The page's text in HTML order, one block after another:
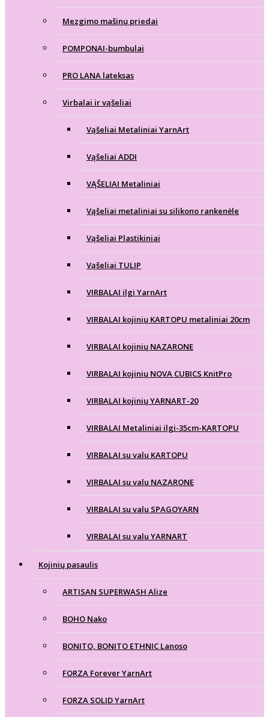
Mezgimo mašinų priedai
POMPONAI-bumbulai
PRO LANA lateksas
Virbalai ir vąšeliai
Vąšeliai Metaliniai YarnArt
Vąšeliai ADDI
VĄŠELIAI Metaliniai
Vąšeliai metaliniai su silikono rankenėle
Vąšeliai Plastikiniai
Vąšeliai TULIP
VIRBALAI ilgi YarnArt
VIRBALAI kojinių KARTOPU metaliniai 20cm
VIRBALAI kojinių NAZARONE
VIRBALAI kojinių NOVA CUBICS KnitPro
VIRBALAI kojinių YARNART-20
VIRBALAI Metaliniai ilgi-35cm-KARTOPU
VIRBALAI su valu KARTOPU
VIRBALAI su valu NAZARONE
VIRBALAI su valu SPAGOYARN
VIRBALAI su valu YARNART
Kojinių pasaulis
ARTISAN SUPERWASH Alize
BOHO Nako
BONITO, BONITO ETHNIC Lanoso
FORZA Forever YarnArt
FORZA SOLID YarnArt